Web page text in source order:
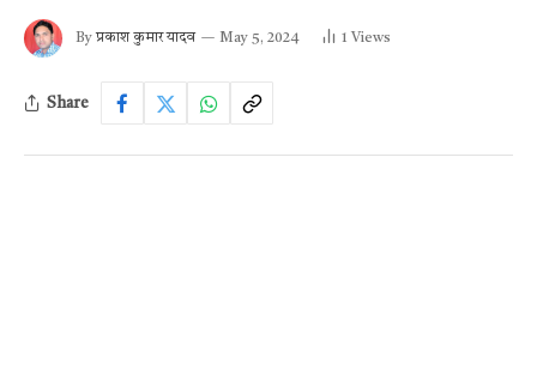
By प्रकाश कुमार यादव May 5, 2024 1 Views
Share